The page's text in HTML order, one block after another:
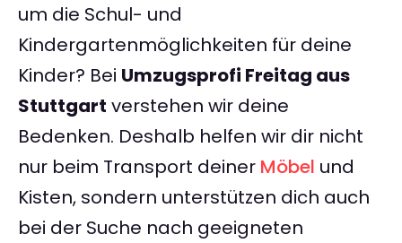
um die Schul- und
Kindergartenmöglichkeiten für deine
Kinder? Bei Umzugsprofi Freitag aus
Stuttgart verstehen wir deine
Bedenken. Deshalb helfen wir dir nicht
nur beim Transport deiner Möbel und
Kisten, sondern unterstützen dich auch
bei der Suche nach geeigneten